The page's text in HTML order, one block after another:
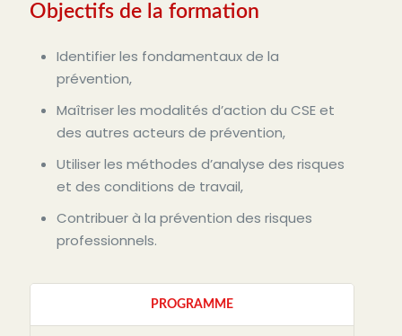
Objectifs de la formation
Identifier les fondamentaux de la
prévention,
Maîtriser les modalités d’action du CSE et
des autres acteurs de prévention,
Utiliser les méthodes d’analyse des risques
et des conditions de travail,
Contribuer à la prévention des risques
professionnels.
PROGRAMME